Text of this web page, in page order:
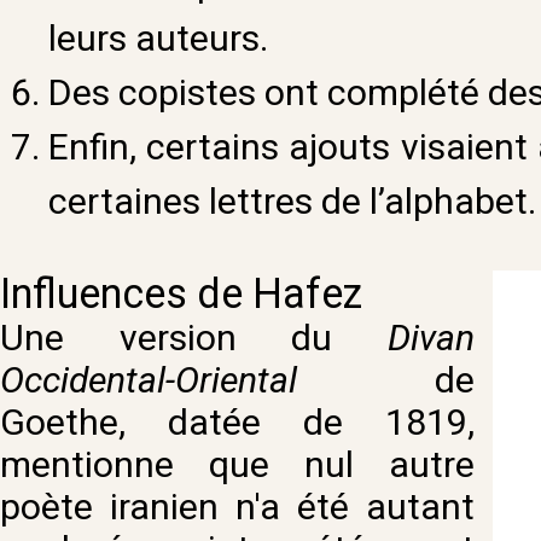
leurs auteurs.
Des copistes ont complété
Enfin, certains ajouts visaient
certaines lettres de l’alphabet.
Influences de Hafez
Une version du Divan
Occidental-Orientalde
Goethe, datée de 1819,
mentionne que nul autre
poète iranien n'a été autant